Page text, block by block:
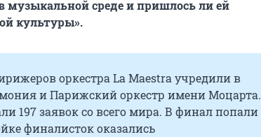
музыкальной среде и пришлось ли ей
культуры».
оркестра La Maestra учредили в
и Парижский оркестр имени Моцарта.
197 заявок со всего мира. В финал попали
финалисток оказались